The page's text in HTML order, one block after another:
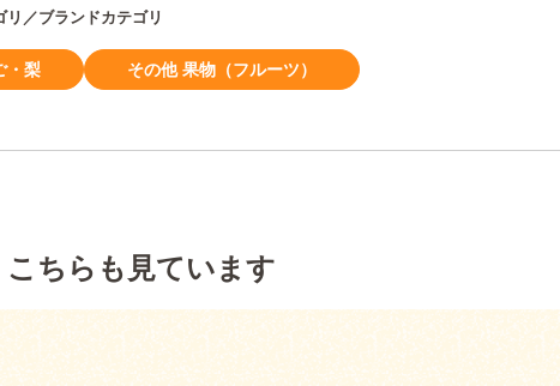
リ／ブランドカテゴリ
・梨 その他 果物（フルーツ）
ちらも見ています